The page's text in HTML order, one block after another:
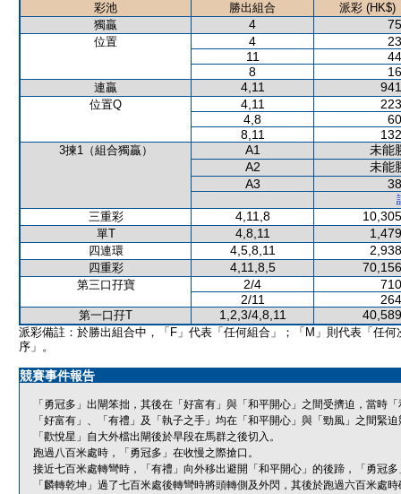
彩池 勝出組合
派彩 (HK$)
獨贏
4
位置 4
11
8
連贏 4,11
位置Q 4,11
4,8
8,11
3揀1（組合獨贏） A1
未能
A2
未能
A3
三重彩
4,11,8
單T 4,8,11
四連環 4,5,8,11
四重彩 4,11,8,5
第三口孖寶 2/4
2/11
第一口孖T 1,2,3/4,8,11
派彩備註：於勝出組合中，「F」代表「任何組合」；「M」則代表「任何
序」。
競賽事件報告
「勇冠多」出閘笨拙，其後在「好富有」與「和平開心」之間受擠迫，當時
「好富有」、「有禮」及「執子之手」均在「和平開心」與「勁風」之間緊
「歡悅星」自大外檔出閘後於早段在馬群之後切入。
跑過八百米處時，「勇冠多」在收慢之際搶口。
接近七百米處轉彎時，「有禮」向外移出避開「和平開心」的後蹄，「勇冠
「麟轉乾坤」過了七百米處後轉彎時將頭轉側及外閃，其後於跑過六百米處